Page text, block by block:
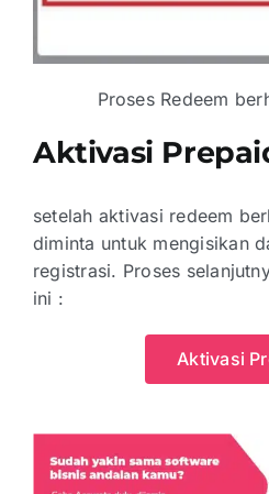
Proses Redeem
Aktivasi
setelah aktivasi redeem
diminta untuk mengisikan
registrasi. Proses
ini :
Aktivasi